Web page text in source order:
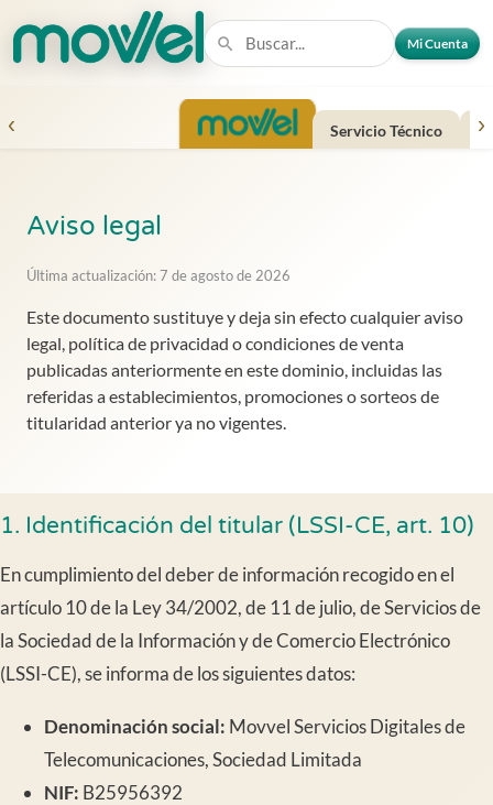
Mi Cuenta
‹ Servicio Técnico ›
Aviso legal
Última actualización: 7 de agosto de 2026
Este documento sustituye y deja sin efecto cualquier aviso
legal, política de privacidad o condiciones de venta
publicadas anteriormente en este dominio, incluidas las
referidas a establecimientos, promociones o sorteos de
titularidad anterior ya no vigentes.
1. Identificación del titular (LSSI-CE, art. 10)
En cumplimiento del deber de información recogido en el
artículo 10 de la Ley 34/2002, de 11 de julio, de Servicios de
la Sociedad de la Información y de Comercio Electrónico
(LSSI-CE), se informa de los siguientes datos:
Denominación social: Movvel Servicios Digitales de
Telecomunicaciones, Sociedad Limitada
NIF: B25956392